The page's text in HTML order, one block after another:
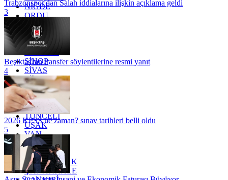
NİĞDE
ORDU
OSMANİYE
RİZE
SAKARYA
SİNOP
SİVAS
SİİRT
TEKİRDAĞ
TOKAT
TRABZON
TUNCELİ
UŞAK
VAN
YALOVA
YOZGAT
ZONGULDAK
ÇANAKKALE
Trabzonspor'dan Salah iddialarına ilişkin açıklama geldi
3
Beşiktaş'tan transfer söylentilerine resmi yanıt
4
2026 KPSS ne zaman? sınav tarihleri belli oldu
5